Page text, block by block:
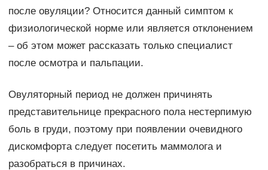
после овуляции? Относится данный симптом к
физиологической норме или является отклонением
– об этом может рассказать только специалист
после осмотра и пальпации.
Овуляторный период не должен причинять
представительнице прекрасного пола нестерпимую
боль в груди, поэтому при появлении очевидного
дискомфорта следует посетить маммолога и
разобраться в причинах.